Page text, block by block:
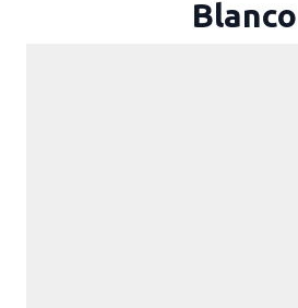
Blanco